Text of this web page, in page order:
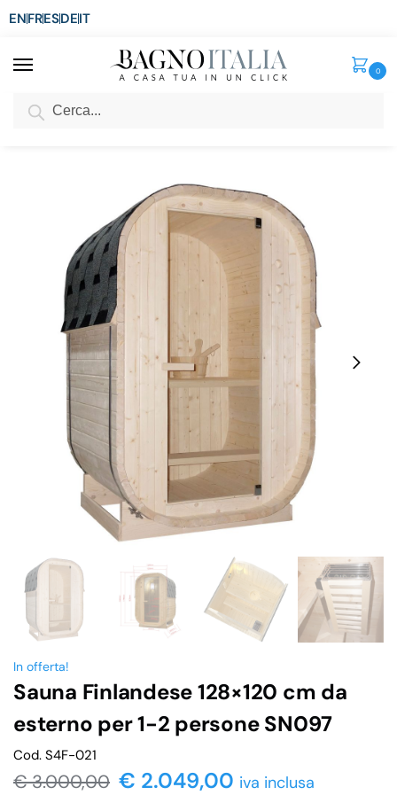
ENFRESDEIT
0
SCONTO del 3%
In offerta!
Sauna Finlandese 128×120 cm da
esterno per 1-2 persone SN097
Cod. S4F-021
€3.000,00 € 2.049,00 iva inclusa